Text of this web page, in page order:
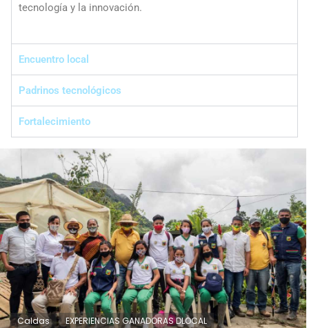
tecnología y la innovación.
Encuentro local
Padrinos tecnológicos
Fortalecimiento
Caldas EXPERIENCIAS GANADORAS DLOCAL